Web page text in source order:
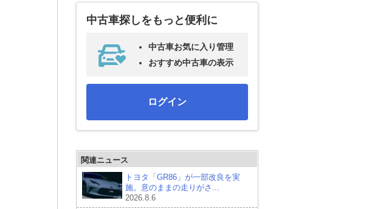
中古車探しをもっと便利に
中古車お気に入り管理
おすすめ中古車の表示
ログイン
関連ニュース
トヨタ「GR86」が一部改良を実
施。意のままの走りがさ...
2026.8.6